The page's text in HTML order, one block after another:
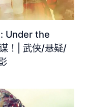
Under the
！| 武侠/悬疑/